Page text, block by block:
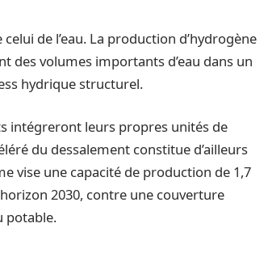
de l’eau. La production d’hydrogène
des volumes importants d’eau dans un
hydrique structurel.
intégreront leurs propres unités de
du dessalement constitue d’ailleurs
vise une capacité de production de 1,7
2030, contre une couverture
potable.